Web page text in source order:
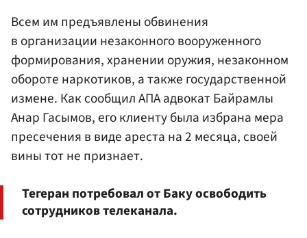
Всем им предъявлены обвинения
в организации незаконного вооруженного
формирования, хранении оружия, незаконном
обороте наркотиков, а также государственной
измене. Как сообщил АПА адвокат Байрамлы
Анар Гасымов, его клиенту была избрана мера
пресечения в виде ареста на 2 месяца, своей
вины тот не признает.
Тегеран потребовал от Баку освободить
сотрудников телеканала.